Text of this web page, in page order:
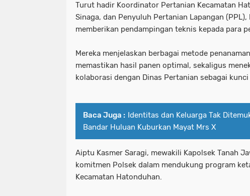
Turut hadir Koordinator Pertanian Kecamatan
Sinaga, dan Penyuluh Pertanian Lapangan
memberikan pendampingan teknis kepada para
Mereka menjelaskan berbagai metode
memastikan hasil panen optimal, sekaligus
kolaborasi dengan Dinas Pertanian sebagai
Baca Juga : Identitas dan Keluarga Tak
Bandar Huluan Kuburkan Mayat Mrs X
Aiptu Kasmer Saragi, mewakili Kapolsek Tanah
komitmen Polsek dalam mendukung program
Kecamatan Hatonduhan.